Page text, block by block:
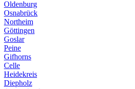
Oldenburg
Osnabrück
Northeim
Göttingen
Goslar
Peine
Gifhorns
Celle
Heidekreis
Diepholz